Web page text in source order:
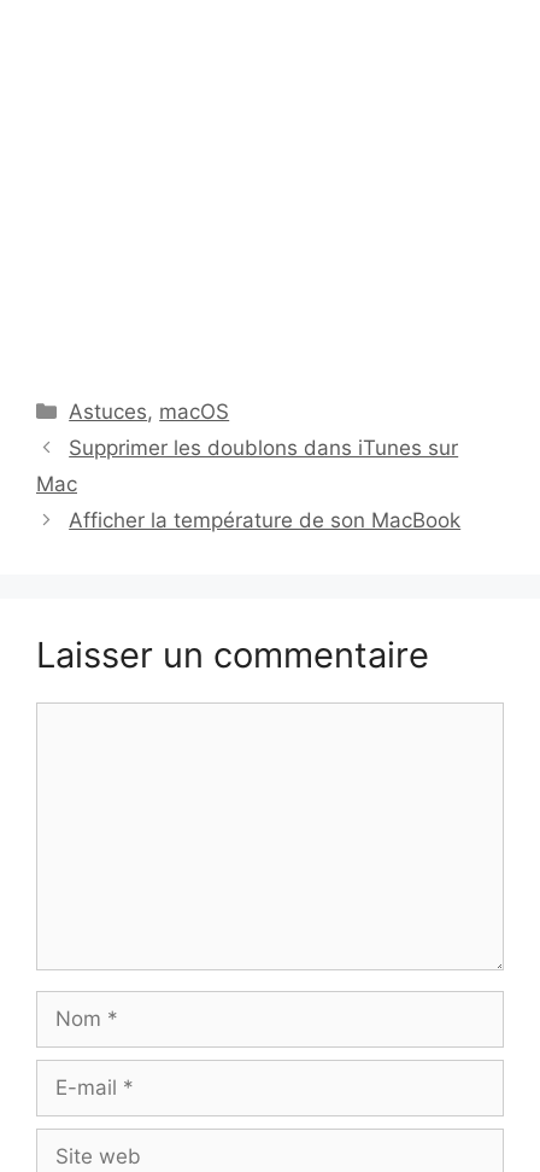
Catégories
Astuces, macOS
Supprimer les doublons dans iTunes sur
Mac
Afficher la température de son MacBook
Laisser un commentaire
Nom
Site